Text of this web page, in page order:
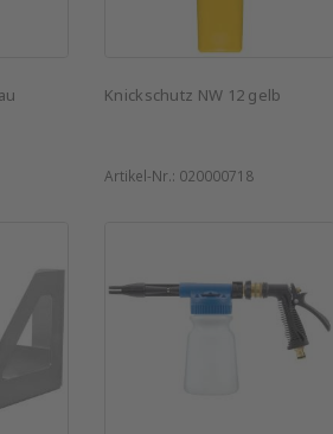
Knickschutz NW 12 gelb
Artikel-Nr.: 020000718